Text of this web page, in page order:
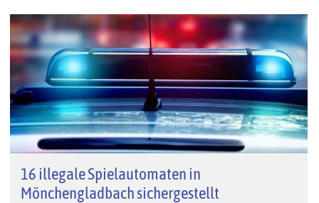
16 illegale Spielautomaten in
Mönchengladbach sichergestellt